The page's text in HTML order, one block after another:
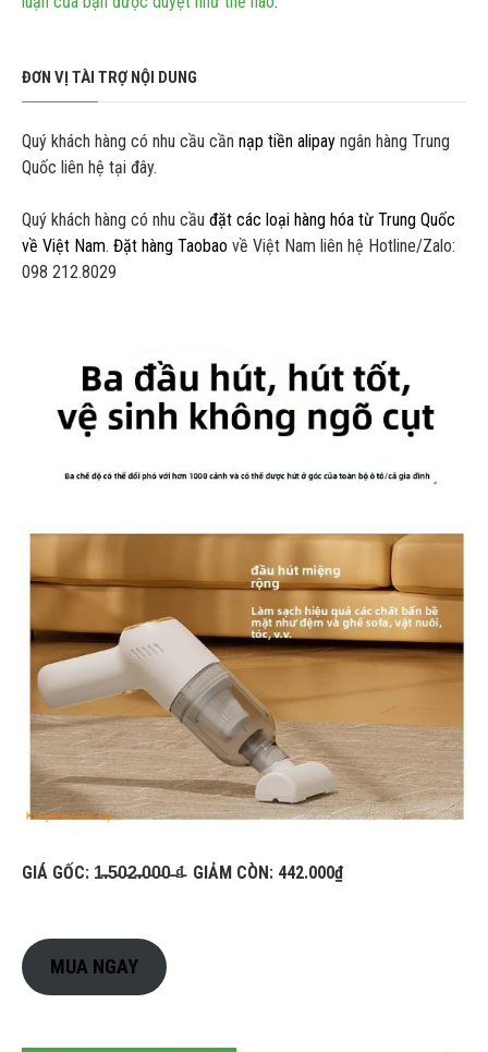
ĐƠN VỊ TÀI TRỢ NỘI DUNG
Quý khách hàng có nhu cầu cần nạp tiền alipay ngân hàng Trung
Quốc liên hệ tại đây.
Quý khách hàng có nhu cầu đặt các loại hàng hóa từ Trung Quốc
về Việt Nam. Đặt hàng Taobao về Việt Nam liên hệ Hotline/Zalo:
098 212.8029
GIÁ GỐC: 1̵.̵5̵0̵2̵.̵0̵0̵0̵ ̵₫̵ GIẢM CÒN: 442.000₫
MUA NGAY